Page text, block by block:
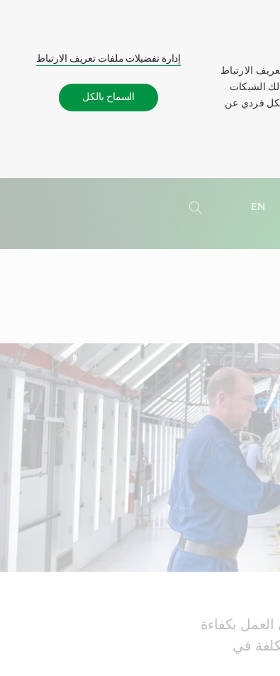
الارتباط
الشبكات
فردي عن
إدارة تفضيلات ملفات تعريف الارتباط
السماح بالكل
EN
بحث
بكفاءة
في